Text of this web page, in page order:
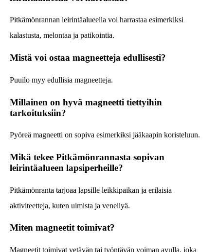
Pitkämönrannan leirintäalueella voi harrastaa esimerkiksi
kalastusta, melontaa ja patikointia.
Mistä voi ostaa magneetteja edullisesti?
Puuilo myy edullisia magneetteja.
Millainen on hyvä magneetti tiettyihin
tarkoituksiin?
Pyöreä magneetti on sopiva esimerkiksi jääkaapin koristeluun.
Mikä tekee Pitkämönrannasta sopivan
leirintäalueen lapsiperheille?
Pitkämönranta tarjoaa lapsille leikkipaikan ja erilaisia
aktiviteetteja, kuten uimista ja veneilyä.
Miten magneetit toimivat?
Magneetit toimivat vetävän tai työntävän voiman avulla, joka